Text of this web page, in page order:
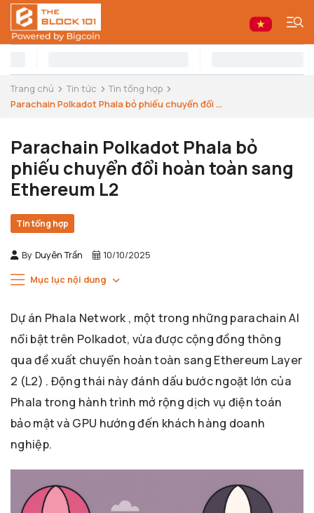
Trang chủ Tin tức
Tin tổng hợp
Parachain Polkadot Phala bỏ phiếu chuyển đổi ...
Parachain Polkadot Phala bỏ
phiếu chuyển đổi hoàn toàn sang
Ethereum L2
Tin tổng hợp
By Duyên Trần 10/10/2025
Mục lục nội dung
Dự án Phala Network , một trong những parachain AI
nổi bật trên Polkadot, vừa được cộng đồng thông
qua đề xuất chuyển hoàn toàn sang Ethereum Layer
2 (L2) . Động thái này đánh dấu bước ngoặt lớn của
Phala trong hành trình mở rộng dịch vụ điện toán
bảo mật và GPU hướng đến khách hàng doanh
nghiệp.